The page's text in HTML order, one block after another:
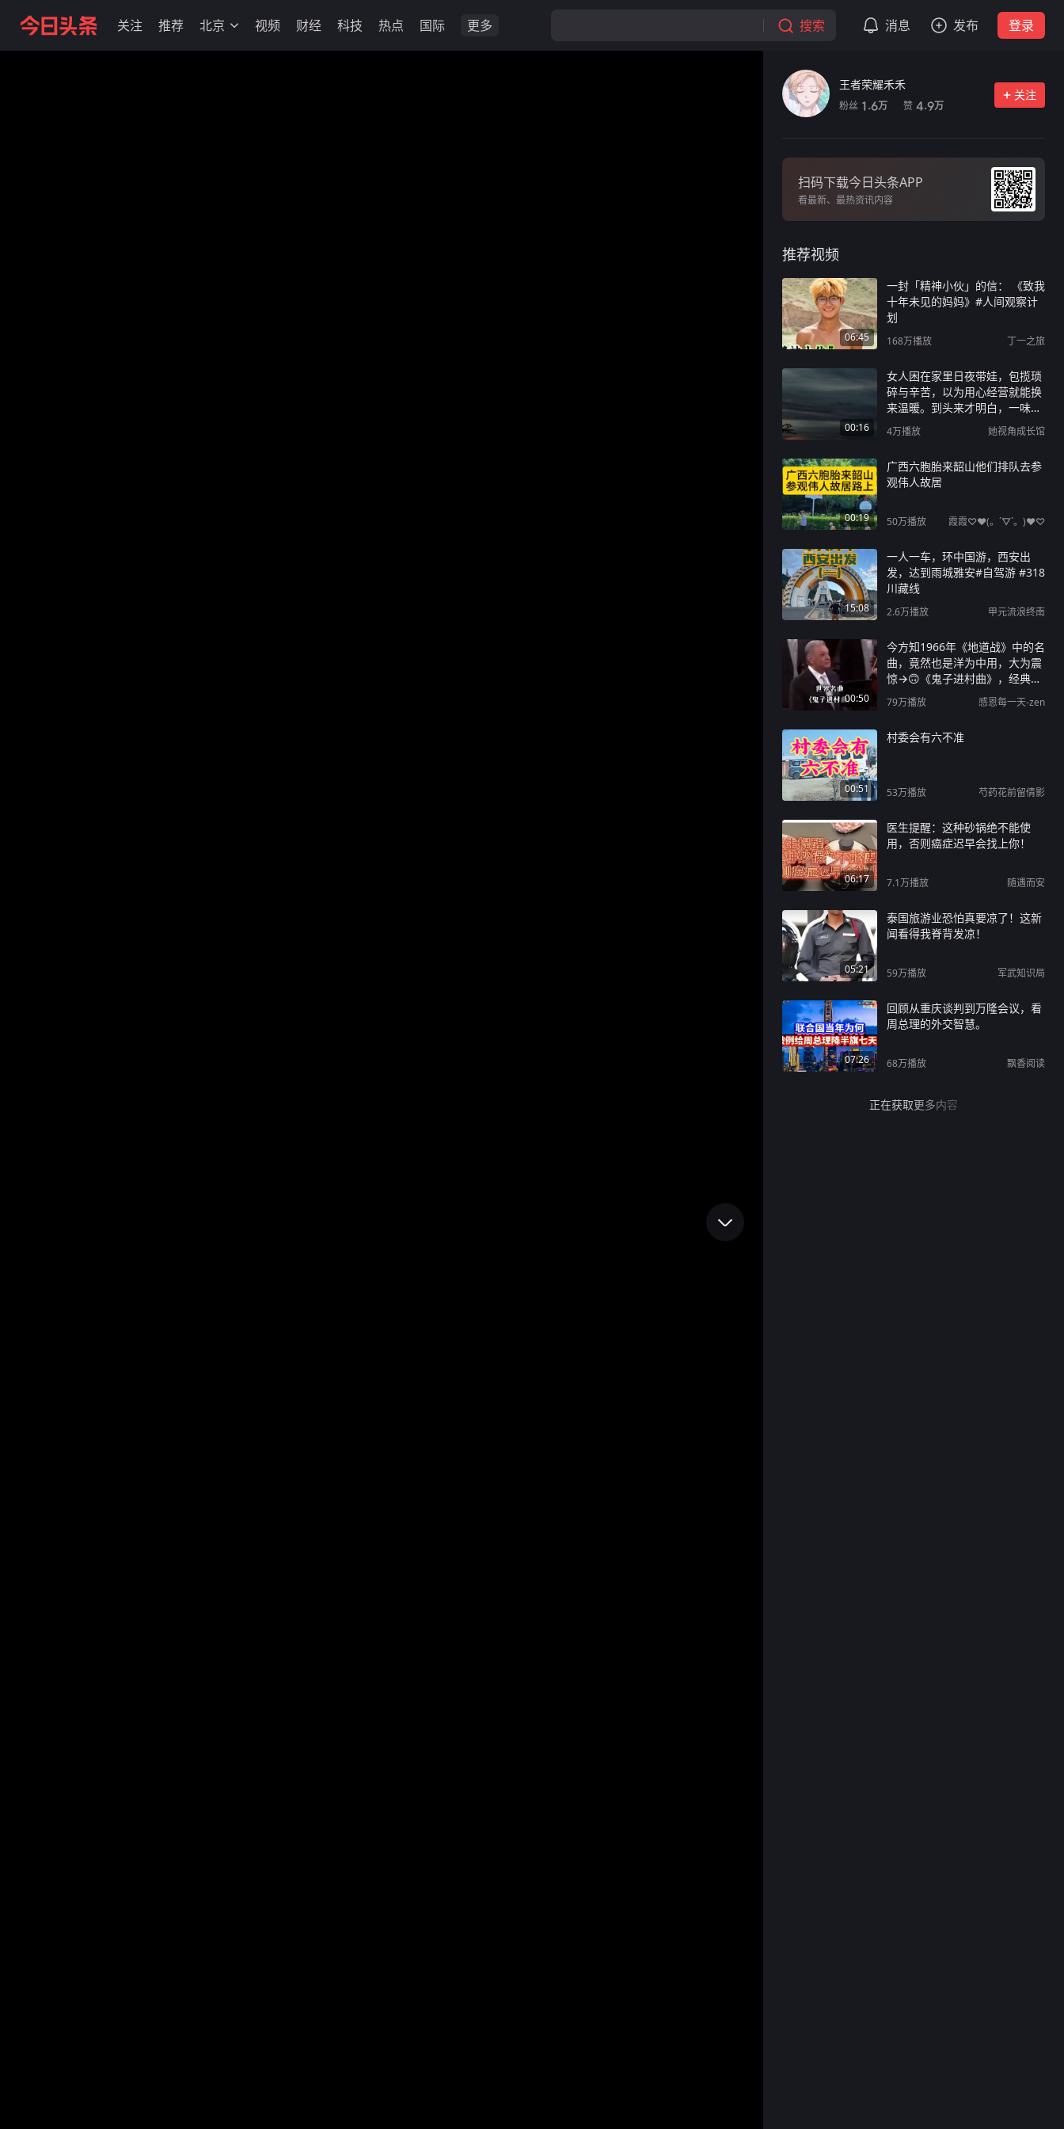
关注 推荐 北京 视频 财经 科技 热点 国际 更多 搜索 消息 发布 登录
王者荣耀禾禾
粉丝 1.6万 赞 4.9万
关注
扫码下载今日头条APP
看最新、最热资讯内容
推荐视频
06:45
一封「精神小伙」的信： 《致我
十年未见的妈妈》#人间观察计
划
168万播放 丁一之旅
00:16
女人困在家里日夜带娃，包揽琐
碎与辛苦，以为用心经营就能换
来温暖。到头来才明白，一味的
牺牲，只会纵容冷漠，最后满身
伤痕！
4万播放 她视角成长馆
00:19
广西六胞胎来韶山他们排队去参
观伟人故居
50万播放 霞霞♡♥(。´▽`。)♥♡
15:08
一人一车，环中国游，西安出
发，达到雨城雅安#自驾游 #318
川藏线
2.6万播放 甲元流浪终南
00:50
今方知1966年《地道战》中的名
曲，竟然也是洋为中用，大为震
惊→🙃《鬼子进村曲》，经典名
曲震撼人心！
79万播放 感恩每一天-zen
00:51
村委会有六不准
53万播放 芍药花前留倩影
06:17
医生提醒：这种砂锅绝不能使
用，否则癌症迟早会找上你！
7.1万播放 随遇而安
05:21
泰国旅游业恐怕真要凉了！这新
闻看得我脊背发凉！
59万播放 军武知识局
07:26
回顾从重庆谈判到万隆会议，看
周总理的外交智慧。
68万播放 飘香阅读
正在获取更多内容